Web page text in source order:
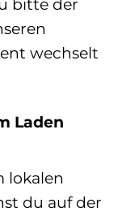
wechselt
Laden
lokalen
du auf der